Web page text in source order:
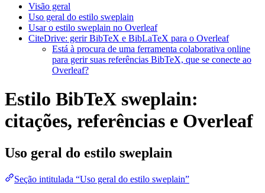
Visão geral
Uso geral do estilo sweplain
Usar o estilo sweplain no Overleaf
CiteDrive: gerir BibTeX e BibLaTeX para o Overleaf
Está à procura de uma ferramenta colaborativa online
para gerir suas referências BibTeX, que se conecte ao
Overleaf?
Estilo BibTeX sweplain:
citações, referências e Overleaf
Uso geral do estilo sweplain
Seção intitulada “Uso geral do estilo sweplain”